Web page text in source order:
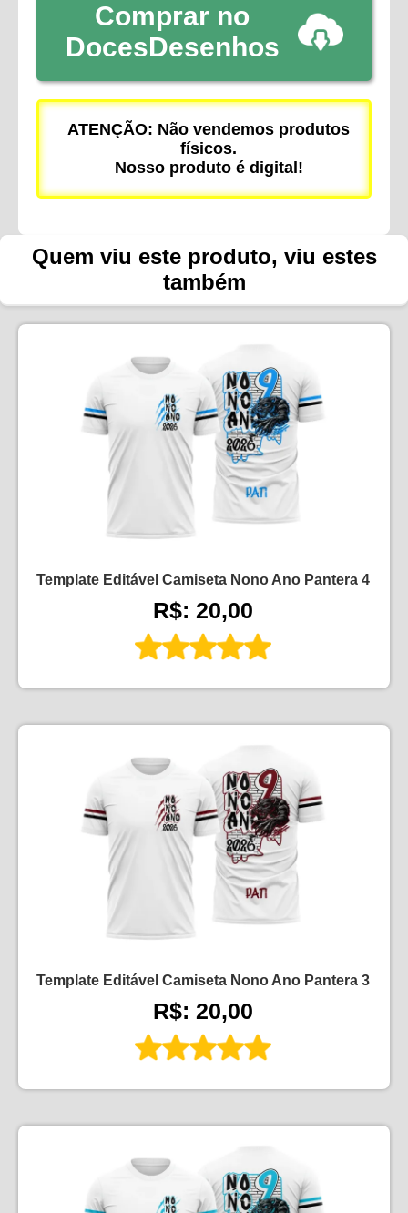
Comprar no
DocesDesenhos
ATENÇÃO: Não vendemos produtos
físicos.
Nosso produto é digital!
Quem viu este produto, viu estes
também
Template Editável Camiseta Nono Ano Pantera 4
R$: 20,00
Template Editável Camiseta Nono Ano Pantera 3
R$: 20,00